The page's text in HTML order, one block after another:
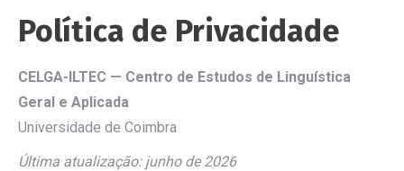
Política de Privacidade
CELGA-ILTEC — Centro de Estudos de Linguística
Geral e Aplicada
Universidade de Coimbra
Última atualização: junho de 2026